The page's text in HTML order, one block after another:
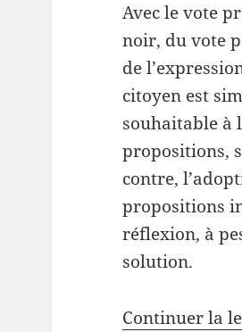
Avec le vote
noir, du vote
de
citoyen est
souhaitable à
propositions,
contre,
propositions
réflexion, à
solution.
Continuer la